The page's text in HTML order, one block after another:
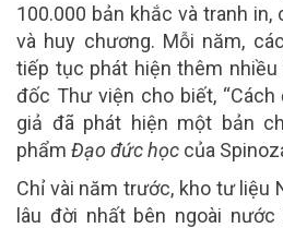
100.000 bản khắc và tranh in,
và huy chương. Mỗi năm,
tiếp tục phát hiện thêm nhiều
đốc Thư viện cho biết,
giả đã phát hiện một bản
phẩm Đạo đức học của
Chỉ vài năm trước, kho tư liệu
lâu đời nhất bên ngoài